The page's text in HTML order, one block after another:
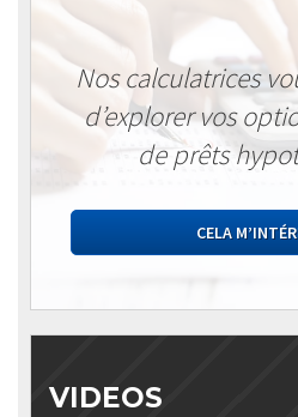
Nos calculatrices
d’explorer vos
de prêts
CELA
VIDEOS